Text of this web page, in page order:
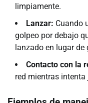
limpiamente.
Lanzar: Cuando
golpeo por debajo
lanzado en lugar de
Contacto con la
red mientras